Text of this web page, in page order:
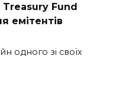
Fund
емітентів
одного зі своїх